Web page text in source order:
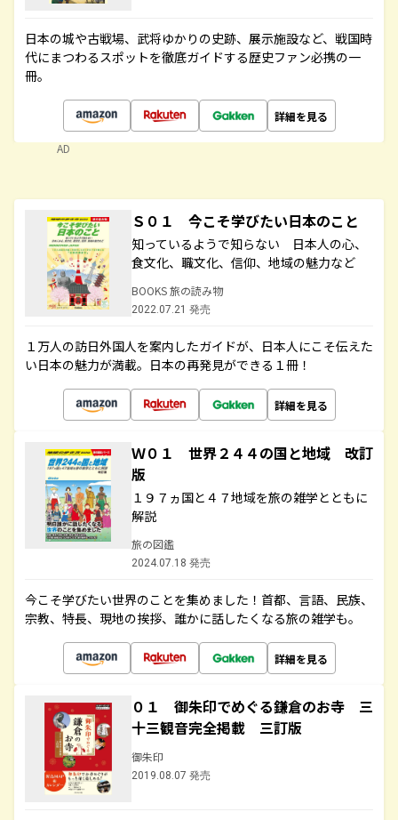
日本の城や古戦場、武将ゆかりの史跡、展示施設など、戦国時
代にまつわるスポットを徹底ガイドする歴史ファン必携の一
冊。
詳細を見る
AD
Ｓ０１ 今こそ学びたい日本のこと
知っているようで知らない 日本人の心、
食文化、職文化、信仰、地域の魅力など
BOOKS 旅の読み物
2022.07.21 発売
１万人の訪日外国人を案内したガイドが、日本人にこそ伝えた
い日本の魅力が満載。日本の再発見ができる１冊！
詳細を見る
Ｗ０１ 世界２４４の国と地域 改訂
版
１９７ヵ国と４７地域を旅の雑学とともに
解説
旅の図鑑
2024.07.18 発売
今こそ学びたい世界のことを集めました！首都、言語、民族、
宗教、特長、現地の挨拶、誰かに話したくなる旅の雑学も。
詳細を見る
０１ 御朱印でめぐる鎌倉のお寺 三
十三観音完全掲載 三訂版
御朱印
2019.08.07 発売